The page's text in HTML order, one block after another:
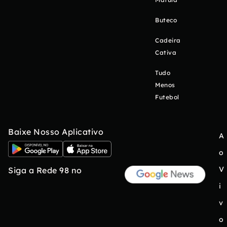
Buteco
Cadeira
Cativa
Tudo
Menos
Futebol
Baixe Nosso Aplicativo
Siga a Rede 98 no
A
o
V
i
v
o